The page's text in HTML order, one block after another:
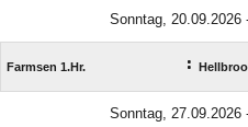
Sonntag, 20.09.2026
Farmsen 1.Hr. :
Sonntag, 27.09.2026